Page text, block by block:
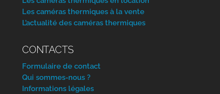
Les caméras thermiques à la vente
L’actualité des caméras thermiques
CONTACTS
Formulaire de contact
Qui sommes-nous ?
Informations légales